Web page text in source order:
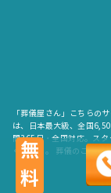
「葬儀屋さん」こちらの
は、日本最大級、全国
間365日・全国対応。ス
ください。 葬儀のご依頼
無料